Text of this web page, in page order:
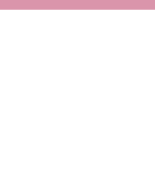
暑くて外に出